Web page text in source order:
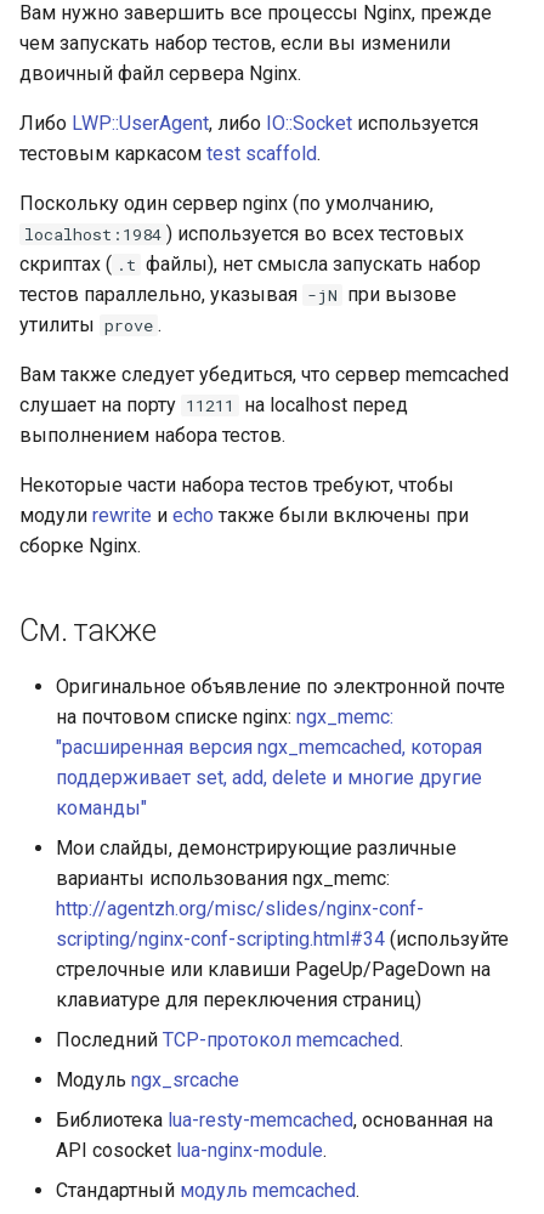
Вам нужно завершить все процессы Nginx, прежде
чем запускать набор тестов, если вы изменили
двоичный файл сервера Nginx.
Либо LWP::UserAgent, либо IO::Socket используется
тестовым каркасом test scaffold.
Поскольку один сервер nginx (по умолчанию,
localhost:1984 ) используется во всех тестовых
скриптах ( .t файлы), нет смысла запускать набор
тестов параллельно, указывая -jN при вызове
утилиты prove .
Вам также следует убедиться, что сервер memcached
слушает на порту 11211
на localhost перед
выполнением набора тестов.
Некоторые части набора тестов требуют, чтобы
модули rewrite и echo также были включены при
сборке Nginx.
См. также
Оригинальное объявление по электронной почте
на почтовом списке nginx: ngx_memc:
"расширенная версия ngx_memcached, которая
поддерживает set, add, delete и многие другие
команды"
Мои слайды, демонстрирующие различные
варианты использования ngx_memc:
http://agentzh.org/misc/slides/nginx-conf-
scripting/nginx-conf-scripting.html#34 (используйте
стрелочные или клавиши PageUp/PageDown на
клавиатуре для переключения страниц)
Последний TCP-протокол memcached.
Модуль ngx_srcache
Библиотека lua-resty-memcached, основанная на
API cosocket lua-nginx-module.
Стандартный модуль memcached.